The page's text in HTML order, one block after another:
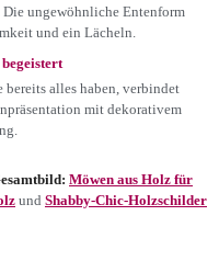
ungewöhnliche Entenform
und ein Lächeln.
bereits alles haben, verbindet
mit dekorativem
Möwen aus Holz für
und Shabby-Chic-Holzschilder